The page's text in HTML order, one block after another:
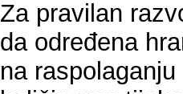
Za pravilan
da određena
na